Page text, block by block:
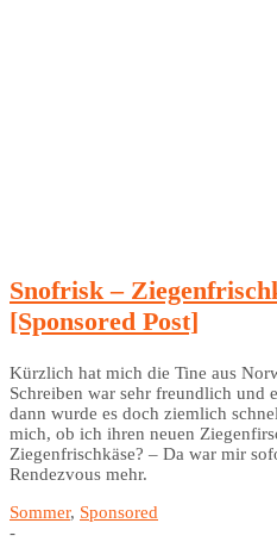
Snofrisk –
[Sponsored Post]
Kürzlich hat mich die Tine aus
Schreiben war sehr freundlich und
dann wurde es doch ziemlich
mich, ob ich ihren neuen
Ziegenfrischkäse? – Da war mir
Rendezvous mehr.
Sommer, Sponsored
-